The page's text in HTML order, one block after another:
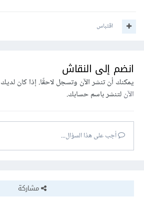
اقتباس
انضم إلى النقاش
يمكنك أن تنشر الآن وتسجل لاحقًا. إذا كان
الآنلتنشر باسم حسابك.
أجب على هذا السؤال...
مشاركة